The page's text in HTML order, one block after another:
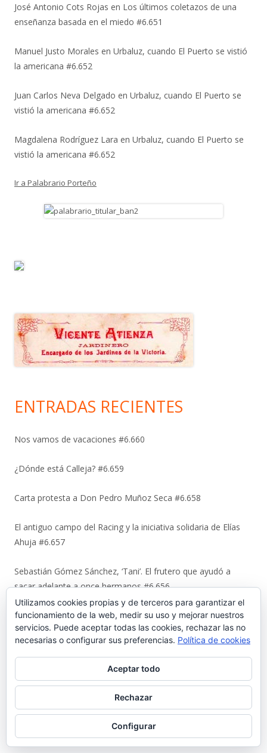
José Antonio Cots Rojas en Los últimos coletazos de una
enseñanza basada en el miedo #6.651
Manuel Justo Morales en Urbaluz, cuando El Puerto se vistió
la americana #6.652
Juan Carlos Neva Delgado en Urbaluz, cuando El Puerto se
vistió la americana #6.652
Magdalena Rodríguez Lara en Urbaluz, cuando El Puerto se
vistió la americana #6.652
Ir a Palabrario Porteño
ENTRADAS RECIENTES
Nos vamos de vacaciones #6.660
¿Dónde está Calleja? #6.659
Carta protesta a Don Pedro Muñoz Seca #6.658
El antiguo campo del Racing y la iniciativa solidaria de Elías
Ahuja #6.657
Sebastián Gómez Sánchez, ‘Tani’. El frutero que ayudó a
sacar adelante a once hermanos #6.656
La viñeta de Alberto Castrelo. Se hacen fiestas a domicilio
#6.655
Cuando «el Pavirri» llevaba a El Puerto en la garganta #6.654
Luis Suárez Ávila y Pepita Lena: una tertulia de 2004 sobre el
centro histórico que El Puerto estaba perdiendo #6.653
Urbaluz, cuando El Puerto se vistió la americana #6.652
Utilizamos cookies propias y de terceros para garantizar el
funcionamiento de la web, medir su uso y mejorar nuestros
servicios. Puede aceptar todas las cookies, rechazar las no
necesarias o configurar sus preferencias. Política de cookies
Aceptar todo
Rechazar
Configurar